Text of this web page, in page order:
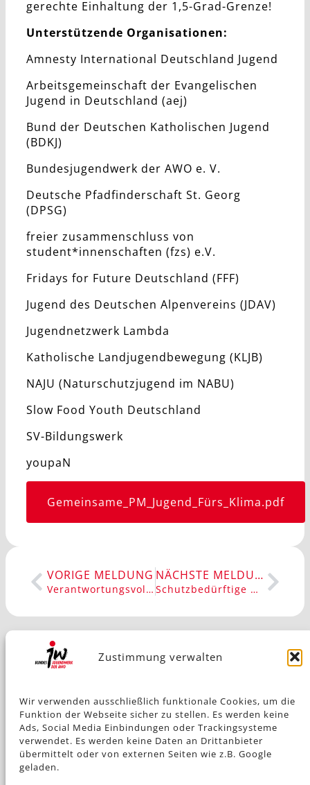
Zustimmung verwalten
Wir verwenden ausschließlich funktionale Cookies, um die
Funktion der Webseite sicher zu stellen. Es werden keine
Ads, Social Media Einbindungen oder Trackingsysteme
verwendet. Es werden keine Daten an Drittanbieter
übermittelt oder von externen Seiten wie z.B. Google
geladen.
gerechte Einhaltung der 1,5-Grad-Grenze!
Unterstützende Organisationen:
Amnesty International Deutschland Jugend
Arbeitsgemeinschaft der Evangelischen
Jugend in Deutschland (aej)
Bund der Deutschen Katholischen Jugend
(BDKJ)
Bundesjugendwerk der AWO e. V.
Deutsche Pfadfinderschaft St. Georg
(DPSG)
freier zusammenschluss von
student*innenschaften (fzs) e.V.
Fridays for Future Deutschland (FFF)
Jugend des Deutschen Alpenvereins (JDAV)
Jugendnetzwerk Lambda
Katholische Landjugendbewegung (KLJB)
NAJU (Naturschutzjugend im NABU)
Slow Food Youth Deutschland
SV-Bildungswerk
youpaN
Gemeinsame_PM_Jugend_Fürs_Klima.pdf
VORIGE MELDUNG
Verantwortungsvolle Verbands- und Vereinsführung im Jugendwerk
NÄCHSTE MELDUNG
Schutzbedürftige Afghan*innen aufnehmen!
Impressum
Datenschutz